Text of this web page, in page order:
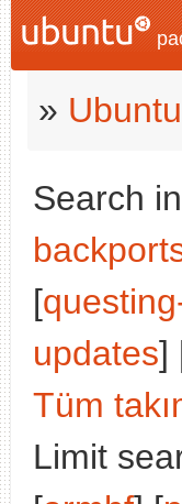
» Ubuntu
Search
[
updates]
Tüm
Limit